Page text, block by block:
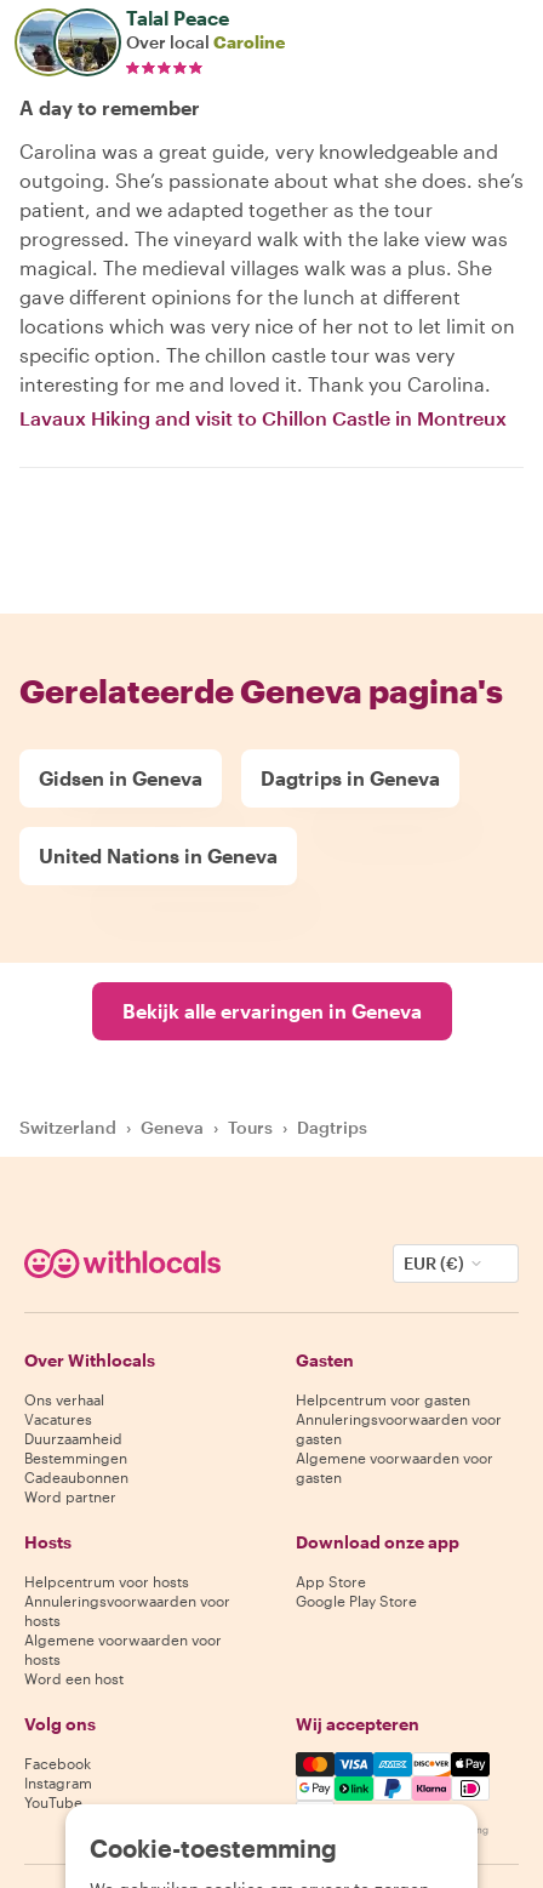
Talal Peace
Over local Caroline
A day to remember
Carolina was a great guide, very knowledgeable and
outgoing. She’s passionate about what she does. she’s
patient, and we adapted together as the tour
progressed. The vineyard walk with the lake view was
magical. The medieval villages walk was a plus. She
gave different opinions for the lunch at different
locations which was very nice of her not to let limit on
specific option. The chillon castle tour was very
interesting for me and loved it. Thank you Carolina.
Lavaux Hiking and visit to Chillon Castle in Montreux
Gerelateerde Geneva pagina's
Gidsen in Geneva Dagtrips in Geneva
United Nations in Geneva
Bekijk alle ervaringen in Geneva
Switzerland › Geneva › Tours › Dagtrips
EUR (€)
Over Withlocals
Ons verhaal
Vacatures
Duurzaamheid
Bestemmingen
Cadeaubonnen
Word partner
Gasten
Helpcentrum voor gasten
Annuleringsvoorwaarden voor
gasten
Algemene voorwaarden voor
gasten
Hosts
Helpcentrum voor hosts
Annuleringsvoorwaarden voor
hosts
Algemene voorwaarden voor
hosts
Word een host
Download onze app
App Store
Google Play Store
Volg ons
Facebook
Instagram
YouTube
Wij accepteren
Mastercard, Visa, Amex,
Beschikbaarheid varieert per bestemming
Cookie-toestemming